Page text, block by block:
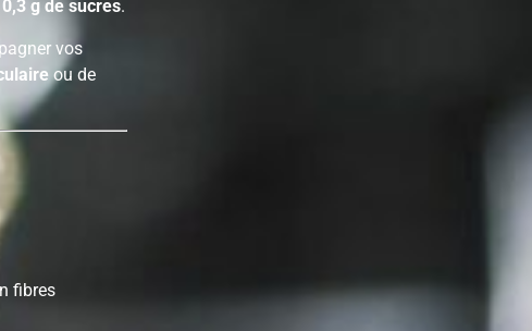
g de sucres.
vos
ou de
fibres